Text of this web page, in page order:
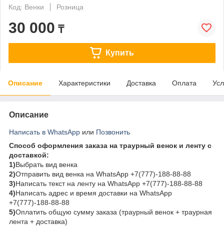
Код: Венки
Розница
30 000 ₸
Купить
Описание Характеристики Доставка Оплата
Описание
Написать в WhatsApp или Позвонить
Способ оформления заказа на траурный венок и ленту с
доставкой:
1)Выбрать вид венка
2)Отправить вид венка на WhatsApp +7(777)-188-88-88
3)Написать текст на ленту на WhatsApp +7(777)-188-88-88
4)Написать адрес и время доставки на WhatsApp
+7(777)-188-88-88
5)Оплатить общую сумму заказа (траурный венок + траурная
лента + доставка)